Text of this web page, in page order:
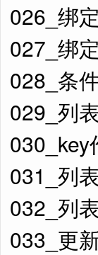
026_绑
027_绑
028_条
029_列
030_key
031_列
032_列
033_更